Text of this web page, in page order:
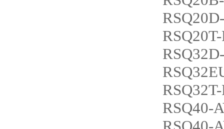
RSQ20T-
RSQ32T-
RSQ40-